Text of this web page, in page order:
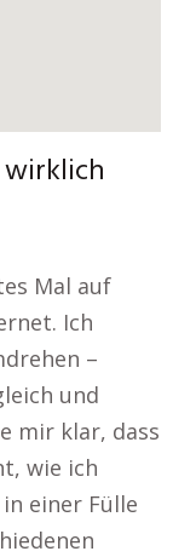
Mal auf
Ich
–
und
mir klar, dass
wie ich
einer Fülle